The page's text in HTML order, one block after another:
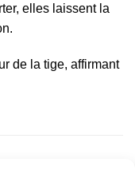
elles laissent la
de la tige, affirmant